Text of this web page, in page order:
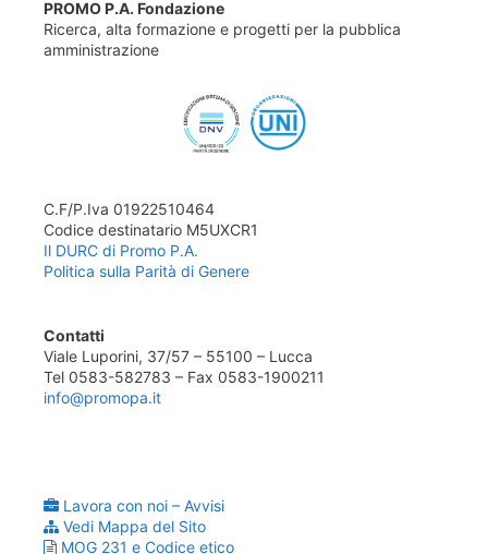
PROMO P.A. Fondazione
Ricerca, alta formazione e progetti per la pubblica
amministrazione
C.F/P.Iva 01922510464
Codice destinatario M5UXCR1
Il DURC di Promo P.A.
Politica sulla Parità di Genere
Contatti
Viale Luporini, 37/57 – 55100 – Lucca
Tel 0583-582783 – Fax 0583-1900211
info@promopa.it
Lavora con noi – Avvisi
Vedi Mappa del Sito
MOG 231 e Codice etico